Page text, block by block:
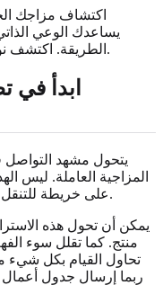
اكتشاف مزاجك
يساعدك الوعي
الطريقة. اكتشف .
ابدأ في
يتحول مشهد التواصل
المزاجية العاملة. ليس
على خريطة للتنقل بين أنماط التواصل المختلفة بفعالية أكبر.
يمكن أن تحول هذه
منتج. كما تقلل سوء
تحاول القيام بكل شيء
ربما إرسال جدول أعمال